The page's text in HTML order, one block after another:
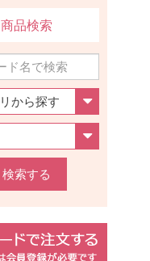
商品検索
検索する